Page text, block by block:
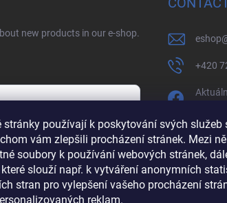
stránky používají k poskytování svých služeb
vám zlepšili procházení stránek. Mezi
soubory k používání webových stránek,
slouží např. k vytváření anonymních
stran pro vylepšení vašeho procházení
reklam.
new products in our e-shop. eshop
+420
/
https://